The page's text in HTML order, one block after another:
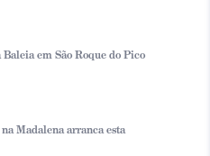
em São Roque do Pico
Madalena arranca esta